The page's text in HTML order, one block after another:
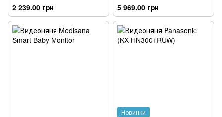
2 239.00 грн 5 969.00 грн
Новинки